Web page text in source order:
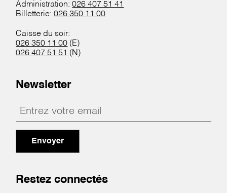
Administration:026 407 51 41
Billetterie:026 350 11 00
Caisse du soir:
026 350 11 00 (E)
026 407 51 51 (N)
Newsletter
Envoyer
Restez connectés